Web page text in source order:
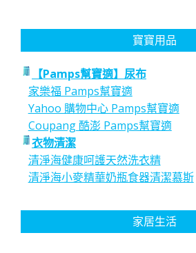
寶寶用品
【Pamps幫寶適】尿布
家樂福 Pamps幫寶適
Yahoo 購物中心 Pamps幫寶適
Coupang 酷澎 Pamps幫寶適
衣物清潔
清淨海健康呵護天然洗衣精
清淨海小麥精華奶瓶食器清潔慕斯
家居生活